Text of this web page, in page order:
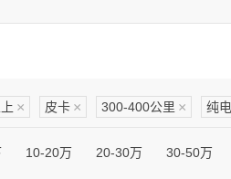
× 皮卡 × 300-400公里 × 纯
10-20万 20-30万 30-50万